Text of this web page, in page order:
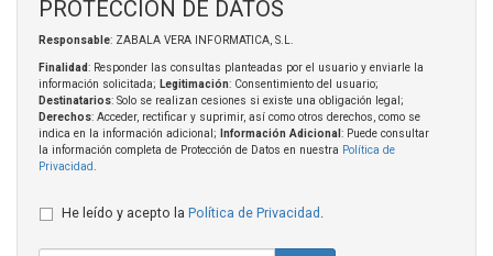
PROTECCIÓN DE DATOS
Responsable: ZABALA VERA INFORMATICA, S.L.
Finalidad: Responder las consultas planteadas por el usuario y enviarle la
información solicitada; Legitimación: Consentimiento del usuario;
Destinatarios: Solo se realizan cesiones si existe una obligación legal;
Derechos: Acceder, rectificar y suprimir, así como otros derechos, como se
indica en la información adicional;
Información Adicional : Puede consultar
la información completa de Protección de Datos en nuestra Política de
Privacidad.
He leído y acepto la Política de Privacidad .